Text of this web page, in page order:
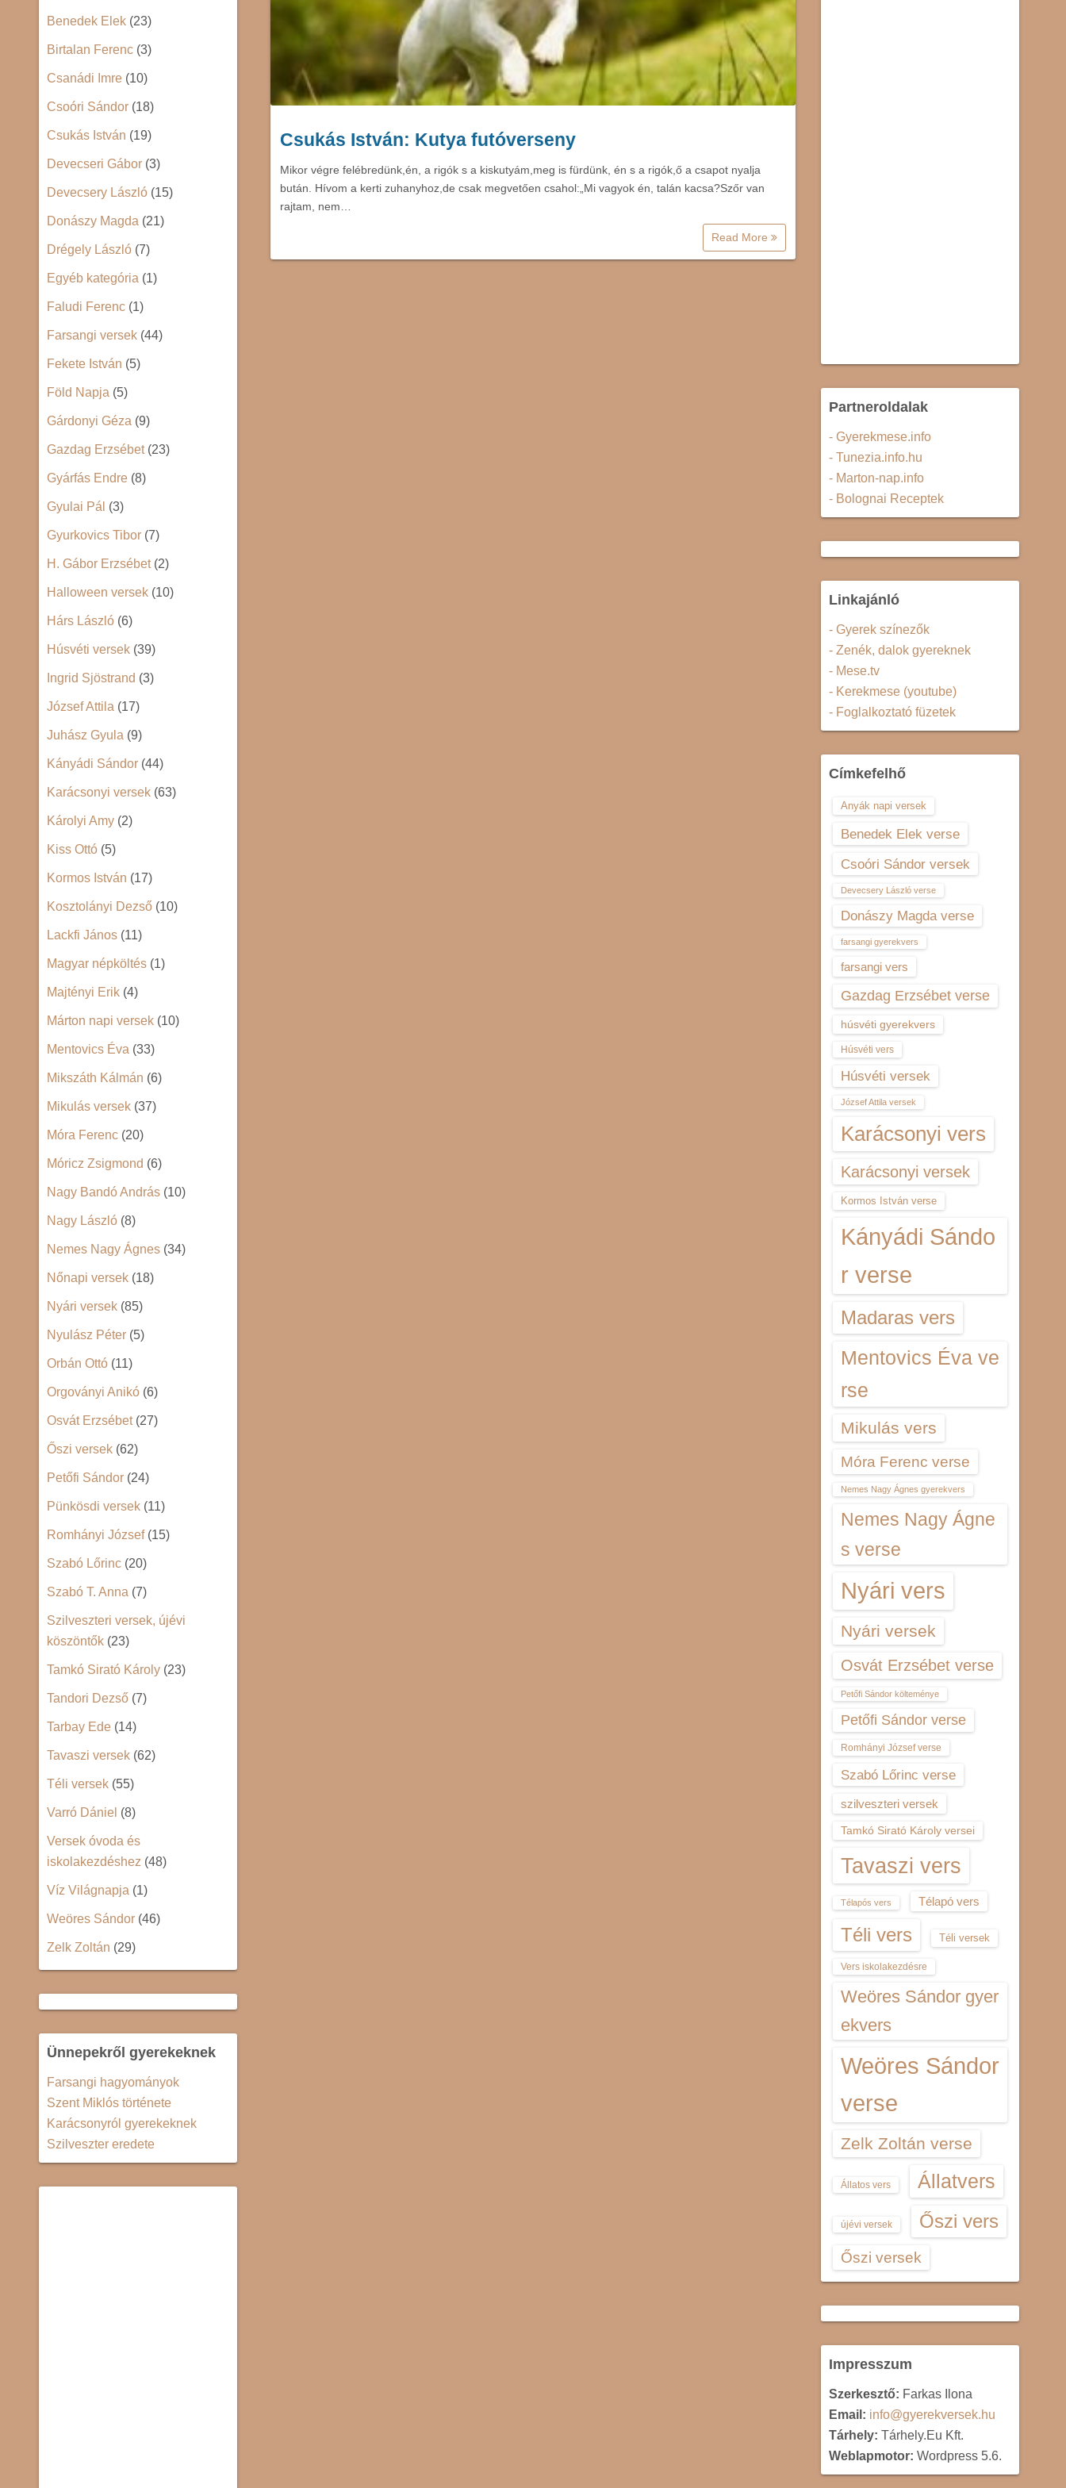
Csukás István: Kutya futóverseny
Mikor végre felébredünk,én, a rigók s a kiskutyám,meg is fürdünk, én s a rigók,ő a csapot nyalja
bután. Hívom a kerti zuhanyhoz,de csak megvetően csahol:„Mi vagyok én, talán kacsa?Szőr van
rajtam, nem…
Read More
Benedek Elek (23)
Birtalan Ferenc (3)
Csanádi Imre (10)
Csoóri Sándor (18)
Csukás István (19)
Devecseri Gábor (3)
Devecsery László (15)
Donászy Magda (21)
Drégely László (7)
Egyéb kategória (1)
Faludi Ferenc (1)
Farsangi versek (44)
Fekete István (5)
Föld Napja (5)
Gárdonyi Géza (9)
Gazdag Erzsébet(23)
Gyárfás Endre (8)
Gyulai Pál (3)
Gyurkovics Tibor (7)
H. Gábor Erzsébet(2)
Halloween versek (10)
Hárs László (6)
Húsvéti versek (39)
Ingrid Sjöstrand (3)
József Attila (17)
Juhász Gyula (9)
Kányádi Sándor (44)
Karácsonyi versek (63)
Károlyi Amy (2)
Kiss Ottó (5)
Kormos István (17)
Kosztolányi Dezső (10)
Lackfi János (11)
Magyar népköltés (1)
Majtényi Erik (4)
Márton napi versek (10)
Mentovics Éva (33)
Mikszáth Kálmán (6)
Mikulás versek (37)
Móra Ferenc (20)
Móricz Zsigmond (6)
Nagy Bandó András (10)
Nagy László (8)
Nemes Nagy Ágnes (34)
Nőnapi versek (18)
Nyári versek (85)
Nyulász Péter (5)
Orbán Ottó (11)
Orgoványi Anikó (6)
Osvát Erzsébet(27)
Őszi versek (62)
Petőfi Sándor (24)
Pünkösdi versek (11)
Romhányi József(15)
Szabó Lőrinc (20)
Szabó T. Anna (7)
Szilveszteri versek, újévi
köszöntők (23)
Tamkó Sirató Károly (23)
Tandori Dezső (7)
Tarbay Ede (14)
Tavaszi versek (62)
Téli versek (55)
Varró Dániel (8)
Versek óvoda és
iskolakezdéshez (48)
Víz Világnapja (1)
Weöres Sándor (46)
Zelk Zoltán (29)
Ünnepekről gyerekeknek
Farsangi hagyományok
Szent Miklós története
Karácsonyról gyerekeknek
Szilveszter eredete
Partneroldalak
- Gyerekmese.info
- Tunezia.info.hu
- Marton-nap.info
- Bolognai Receptek
Linkajánló
- Gyerek színezők
- Zenék, dalok gyereknek
- Mese.tv
- Kerekmese (youtube)
- Foglalkoztató füzetek
Címkefelhő
Anyák napi versek
Benedek Elek verse
Csoóri Sándor versek
Devecsery László verse
Donászy Magda verse
farsangi gyerekvers
farsangi vers
Gazdag Erzsébet verse
húsvéti gyerekvers
Húsvéti vers
Húsvéti versek
József Attila versek
Karácsonyi vers
Karácsonyi versek
Kormos István verse
Kányádi Sándo
r verse
Madaras vers
Mentovics Éva ve
rse
Mikulás vers
Móra Ferenc verse
Nemes Nagy Ágnes gyerekvers
Nemes Nagy Ágne
s verse
Nyári vers
Nyári versek
Osvát Erzsébet verse
Petőfi Sándor költeménye
Petőfi Sándor verse
Romhányi József verse
Szabó Lőrinc verse
szilveszteri versek
Tamkó Sirató Károly versei
Tavaszi vers
Télapós vers Télapó vers
Téli vers Téli versek
Vers iskolakezdésre
Weöres Sándor gyer
ekvers
Weöres Sándor
verse
Zelk Zoltán verse
Állatos vers Állatvers
újévi versek Őszi vers
Őszi versek
Impresszum
Szerkesztő: Farkas Ilona
Email: info@gyerekversek.hu
Tárhely: Tárhely.Eu Kft.
Weblapmotor: Wordpress 5.6.